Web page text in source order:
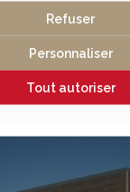
Vichy /
04 70 97 56 39
cusset@gabriel-
Refuser
Personnaliser
Tout autoriser